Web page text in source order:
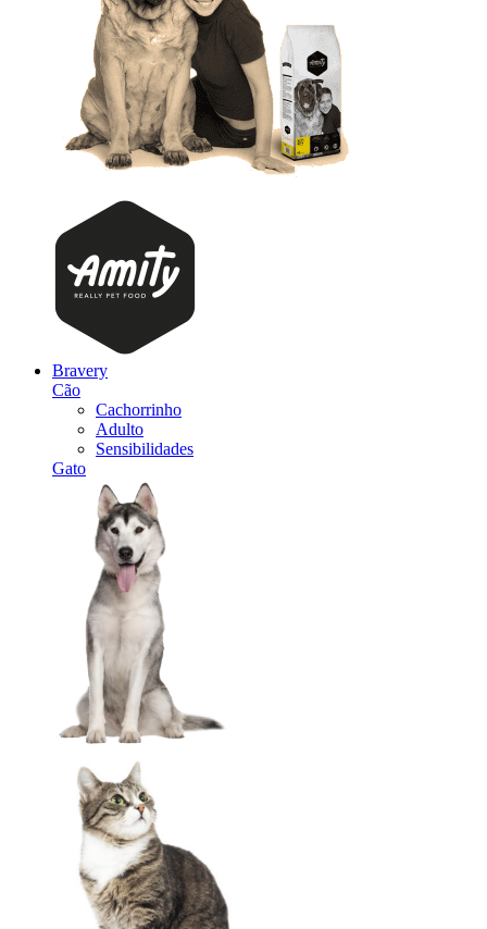
Bravery
Cão
Cachorrinho
Adulto
Sensibilidades
Gato